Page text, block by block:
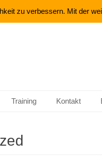
Training Kontakt
zu verbessern. Mit der